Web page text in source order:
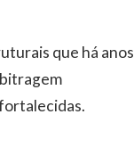
que há anos